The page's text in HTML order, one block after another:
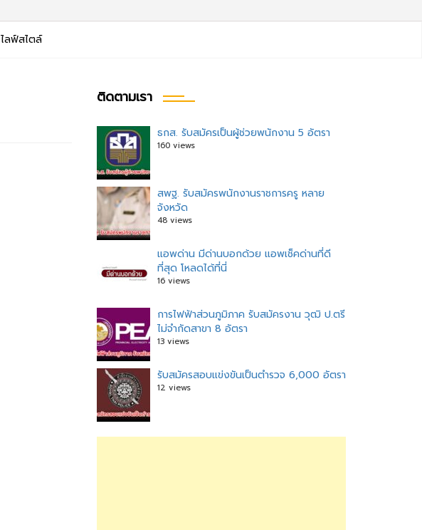
ไลฟ์สไตล์
ติดตามเรา
ธกส. รับสมัครเป็นผู้ช่วยพนักงาน 5 อัตรา
160 views
สพฐ. รับสมัครพนักงานราชการครู หลาย
จังหวัด
48 views
แอพด่าน มีด่านบอกด้วย แอพเช็คด่านที่ดี
ที่สุด โหลดได้ที่นี่
16 views
การไฟฟ้าส่วนภูมิภาค รับสมัครงาน วุฒิ ป.ตรี
ไม่จำกัดสาขา 8 อัตรา
13 views
รับสมัครสอบแข่งขันเป็นตำรวจ 6,000 อัตรา
12 views